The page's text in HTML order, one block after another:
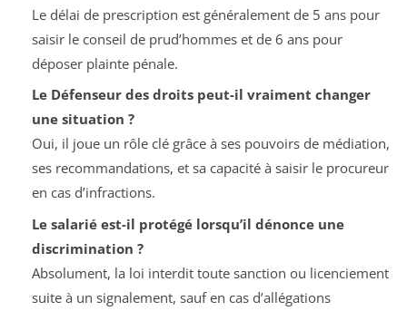
Le délai de prescription est généralement de 5 ans pour
saisir le conseil de prud’hommes et de 6 ans pour
déposer plainte pénale.
Le Défenseur des droits peut-il vraiment changer
une situation ?
Oui, il joue un rôle clé grâce à ses pouvoirs de médiation,
ses recommandations, et sa capacité à saisir le procureur
en cas d’infractions.
Le salarié est-il protégé lorsqu’il dénonce une
discrimination ?
Absolument, la loi interdit toute sanction ou licenciement
suite à un signalement, sauf en cas d’allégations